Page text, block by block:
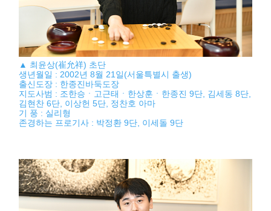
▲ 최윤상(崔允祥) 초단
생년월일 : 2002년 8월 21일(서울특별시 출생)
출신도장 : 한종진바둑도장
지도사범 : 조한승ㆍ고근태ㆍ한상훈ㆍ한종진 9단, 김세동 8단,
김현찬 6단, 이상헌 5단, 정찬호 아마
기 풍 : 실리형
존경하는 프로기사 : 박정환 9단, 이세돌 9단